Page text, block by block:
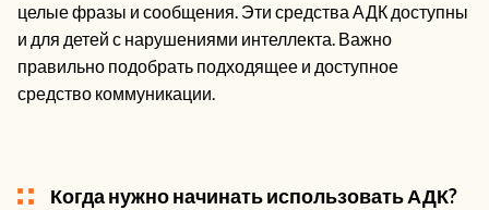
целые фразы и сообщения. Эти средства АДК доступны
и для детей с нарушениями интеллекта. Важно
правильно подобрать подходящее и доступное
средство коммуникации.
Когда нужно начинать использовать АДК?